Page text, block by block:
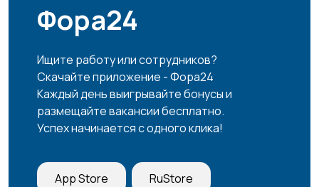
Фора24
Ищите работу или сотрудников?
Скачайте приложение - Фора24
Каждый день выигрывайте бонусы и
размещайте вакансии бесплатно.
Успех начинается с одного клика!
App Store RuStore